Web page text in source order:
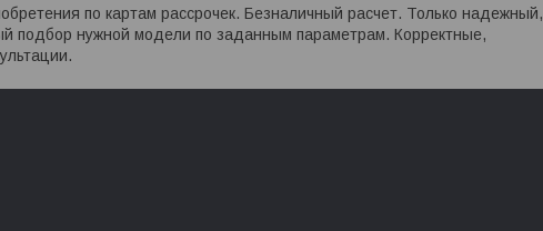
по картам рассрочек. Безналичный расчет. Только надежный,
подбор нужной модели по заданным параметрам. Корректные,